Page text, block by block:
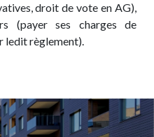
droit de vote en AG),
(payer ses charges de
ledit règlement).